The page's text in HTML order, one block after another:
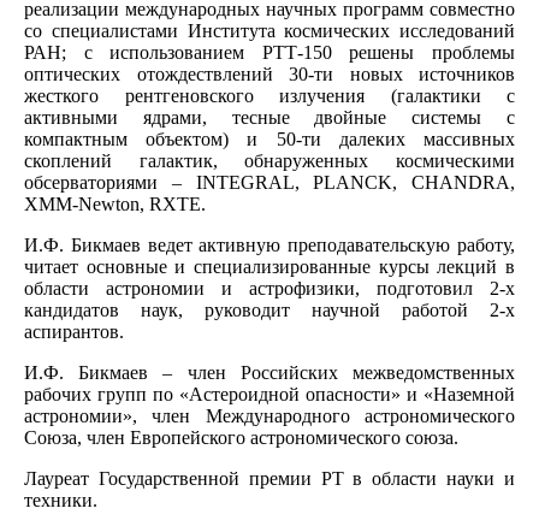
реализации международных научных программ совместно
со специалистами Института космических исследований
РАН; с использованием РТТ-150 решены проблемы
оптических отождествлений 30-ти новых источников
жесткого рентгеновского излучения (галактики с
активными ядрами, тесные двойные системы с
компактным объектом) и 50-ти далеких массивных
скоплений галактик, обнаруженных космическими
обсерваториями – INTEGRAL, PLANCK, CHANDRA,
XMM-Newton, RXTE.
И.Ф. Бикмаев ведет активную преподавательскую работу,
читает основные и специализированные курсы лекций в
области астрономии и астрофизики, подготовил 2-х
кандидатов наук, руководит научной работой 2-х
аспирантов.
И.Ф. Бикмаев – член Российских межведомственных
рабочих групп по «Астероидной опасности» и «Наземной
астрономии», член Международного астрономического
Союза, член Европейского астрономического союза.
Лауреат Государственной премии РТ в области науки и
техники.